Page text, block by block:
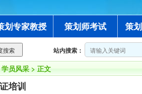
划专家教授 策划师考试 策
站内搜索：
学员风采 > 正文
培训